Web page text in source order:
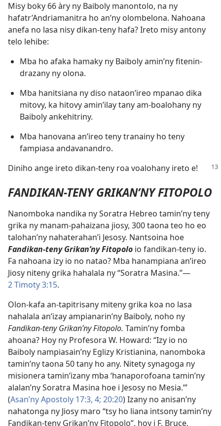
Misy boky 66 àry ny Baiboly manontolo, na ny
hafatr’Andriamanitra ho an’ny olombelona. Nahoana
anefa no lasa nisy dikan-teny hafa? Ireto misy antony
telo lehibe:
Mba ho afaka hamaky ny Baiboly amin’ny fitenin-
drazany ny olona.
Mba hanitsiana ny diso nataon’ireo mpanao dika
mitovy, ka hitovy amin’ilay tany am-boalohany ny
Baiboly ankehitriny.
Mba hanovana an’ireo teny tranainy ho teny
fampiasa andavanandro.
Diniho ange ireto dikan-teny roa voalohany ireto e!
FANDIKAN-TENY GRIKAN’NY FITOPOLO
Nanomboka nandika ny Soratra Hebreo tamin’ny teny
grika ny manam-pahaizana jiosy, 300 taona teo ho eo
talohan’ny nahaterahan’i Jesosy. Nantsoina hoe
Fandikan-teny Grikan’ny Fitopolo io fandikan-teny io.
Fa nahoana izy io no natao? Mba hanampiana an’ireo
Jiosy niteny grika hahalala ny “Soratra Masina.”—
2 Timoty 3:15.
Olon-kafa an-tapitrisany miteny grika koa no lasa
nahalala an’izay ampianarin’ny Baiboly, noho ny
Fandikan-teny Grikan’ny Fitopolo. Tamin’ny fomba
ahoana? Hoy ny Profesora W. Howard: “Izy io no
Baiboly nampiasain’ny Eglizy Kristianina, nanomboka
tamin’ny taona 50 tany ho any. Nitety synagoga ny
misionera tamin’izany mba ‘hanaporofoana tamin’ny
alalan’ny Soratra Masina hoe i Jesosy no Mesia.’”
(Asan’ny Apostoly 17:3, 4; 20:20) Izany no anisan’ny
nahatonga ny Jiosy maro “tsy ho liana intsony tamin’ny
Fandikan-teny Grikan’ny Fitopolo”, hoy i F. Bruce,